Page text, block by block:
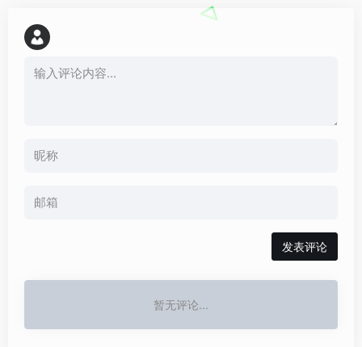
发表评论
暂无评论...